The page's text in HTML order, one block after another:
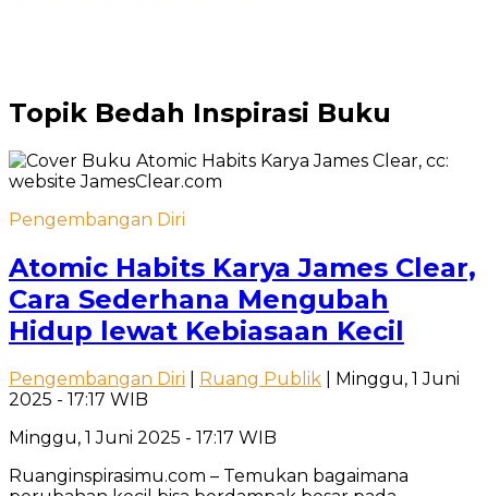
Topik Bedah Inspirasi Buku
Pengembangan Diri
Atomic Habits Karya James Clear,
Cara Sederhana Mengubah
Hidup lewat Kebiasaan Kecil
Pengembangan Diri Ruang Publik | Minggu, 1 Juni
2025 - 17:17 WIB
Minggu, 1 Juni 2025 - 17:17 WIB
Ruanginspirasimu.com – Temukan bagaimana